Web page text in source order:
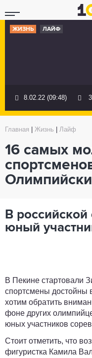
ЖИЗНЬ ЛАЙФ
8.02.22 (09:48)
Главная Жизнь Лайф
16 самых
В
юный
В Пекине стартовали
спортсмены достойны
хотим обратить
фоне других
юных участников
Стоит отметить, что
фигуристка Камила